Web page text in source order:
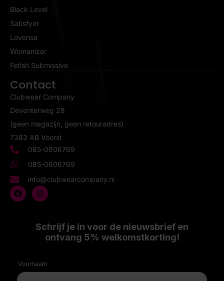
Black Level
Satisfyer
Lovense
Womanizer
Fetish Submissive
Contact
Clubwear Company
Deventerweg 28
(geen magazijn, geen retouradres)
7383 AB Voorst
085-0606769
085-0606769
info@clubwearcompany.nl